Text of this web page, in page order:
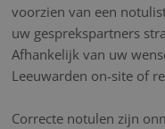
voorzien van een
uw gesprekspartners
Afhankelijk van uw
Leeuwarden on-site of
Correcte notulen zijn